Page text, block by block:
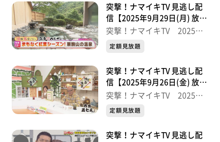
突撃！ナマイキTV 見逃し配
信【2025年9月29日(月) 放送
分】
突撃！ナマイキTV 2025後
半
定額見放題
突撃！ナマイキTV 見逃し配
信【2025年9月26日(金) 放送
分】
突撃！ナマイキTV 2025後
半
定額見放題
突撃！ナマイキTV 見逃し配